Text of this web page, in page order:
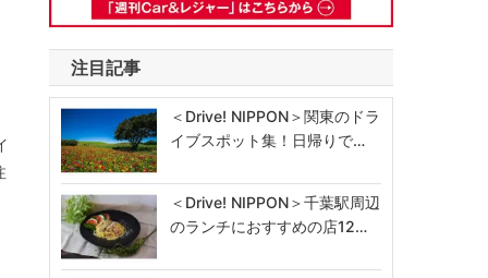
注目記事
＜Drive! NIPPON＞関東のドラ
イブスポット集！日帰りで…
＜Drive! NIPPON＞千葉駅周辺
のランチにおすすめの店12…